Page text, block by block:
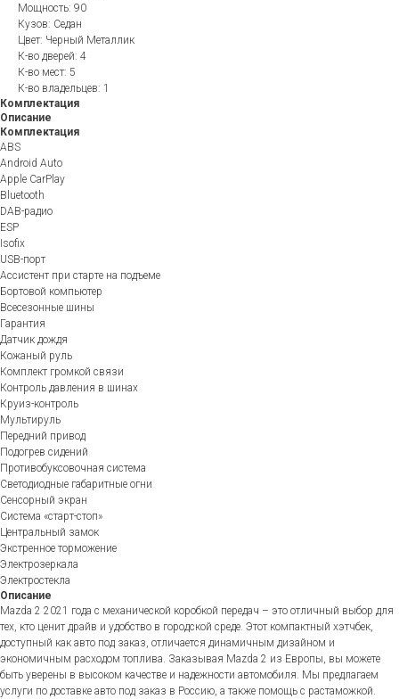
Мощность: 90
Кузов: Седан
Цвет: Черный Металлик
К-во дверей: 4
К-во мест: 5
К-во владельцев: 1
Комплектация
Описание
Комплектация
ABS
Android Auto
Apple CarPlay
Bluetooth
DAB-радио
ESP
Isofix
USB-порт
Ассистент при старте на подъеме
Бортовой компьютер
Всесезонные шины
Гарантия
Датчик дождя
Кожаный руль
Комплект громкой связи
Контроль давления в шинах
Круиз-контроль
Мультируль
Передний привод
Подогрев сидений
Противобуксовочная система
Светодиодные габаритные огни
Сенсорный экран
Система «старт-стоп»
Центральный замок
Экстренное торможение
Электрозеркала
Электростекла
Описание
Mazda 2 2021 года с механической коробкой передач – это отличный выбор для
тех, кто ценит драйв и удобство в городской среде. Этот компактный хэтчбек,
доступный как авто под заказ, отличается динамичным дизайном и
экономичным расходом топлива. Заказывая Mazda 2 из Европы, вы можете
быть уверены в высоком качестве и надежности автомобиля. Мы предлагаем
услуги по доставке авто под заказ в Россию, а также помощь с растаможкой.